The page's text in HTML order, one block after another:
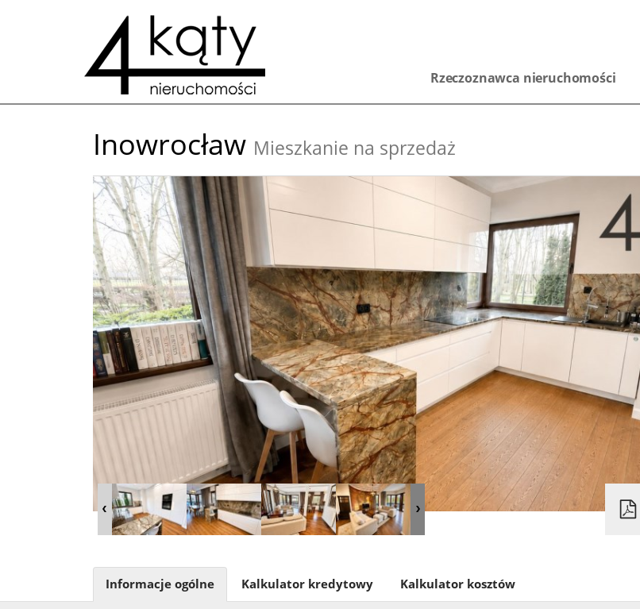
Rzeczoznawca nieruchomości
Inowrocław Mieszkanie na sprzedaż
Informacje ogólne Kalkulator kredytowy Kalkulator kosztów